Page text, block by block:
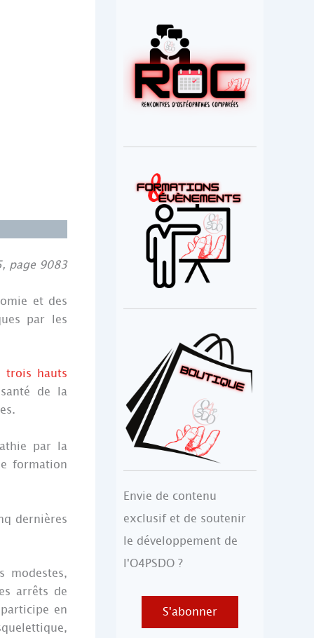
page 9083
et des
par les
trois hauts
de la
par la
formation
dernières
modestes,
arrêts de
en
Envie de contenu
exclusif et de soutenir
le développement de
l'O4PSDO ?
S'abonner